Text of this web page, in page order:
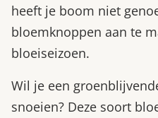
heeft je boom niet
bloemknoppen aan te
bloeiseizoen.
Wil je een
snoeien? Deze soort